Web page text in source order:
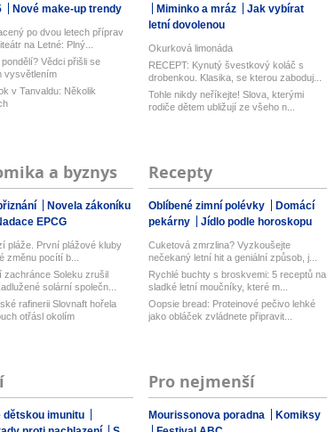
Nové make-up trendy
po dvou letech příprav
na Letné: Plný...
Vědci přišli se
vysvětlením
v Tanvaldu: Několik
Miminko a mráz
Jak vybírat
letní dovolenou
Okurková limonáda
RECEPT: Kynutý švestkový koláč s
drobenkou. Klasika, se kterou zaboduj...
Tohle nikdy neříkejte! Slova, kterými
rodiče dětem ubližují ze všeho n...
a byznys
Novela zákoníku
EPCG
pláže. První plážové kluby
změnu pocítí b...
zachránce Soleku zrušil
solární společn...
rafinerii Slovnaft hořela
otřásl okolím
Recepty
Oblíbené zimní polévky
Domácí
pekárny
Jídlo podle horoskopu
Cuketová zmrzlina? Vyzkoušejte
nečekaný letní hit a geniální způsob, j...
Rychlé buchty s broskvemi: 5 receptů na
sladké letní moučníky, které m...
Oopsie bread: Proteinové pečivo lehké
jako obláček zvládnete připravit...
dětskou imunitu
Pro nejmenší
Mourissonova poradna
Komiksy